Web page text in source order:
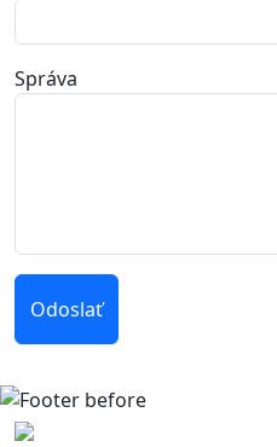
Správa
Odoslať